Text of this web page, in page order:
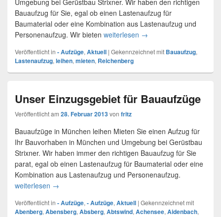
Umgebung bei Gerüstbau Strixner. Wir haben den richtigen
Bauaufzug für Sie, egal ob einen Lastenaufzug für
Baumaterial oder eine Kombination aus Lastenaufzug und
Personenaufzug. Wir bieten weiterlesen Bauaufzug bei
→
Veröffentlicht in - Aufzüge, Aktuell | Gekennzeichnet mit Bauaufzug,
Lastenaufzug, leihen, mieten, Reichenberg
Unser Einzugsgebiet für Bauaufzüge
Veröffentlicht am 28. Februar 2013von fritz
Bauaufzüge in München leihen Mieten Sie einen Aufzug für
Ihr Bauvorhaben in München und Umgebung bei Gerüstbau
Strixner. Wir haben immer den richtigen Bauaufzug für Sie
parat, egal ob einen Lastenaufzug für Baumaterial oder eine
Kombination aus Lastenaufzug und Personenaufzug.
weiterlesen Unser Einzugsgebiet für Bauaufzüge
→
Veröffentlicht in - Aufzüge, - Aufzüge, Aktuell | Gekennzeichnet mit
Abenberg, Abensberg, Absberg, Abtswind, Achensee, Aidenbach,